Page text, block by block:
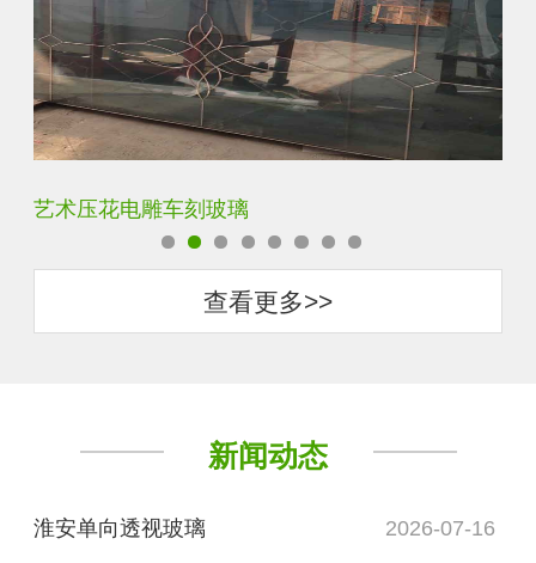
菱形镜面酒店车刻玻璃
查看更多>>
新闻动态
淮安单向透视玻璃 2026-07-16